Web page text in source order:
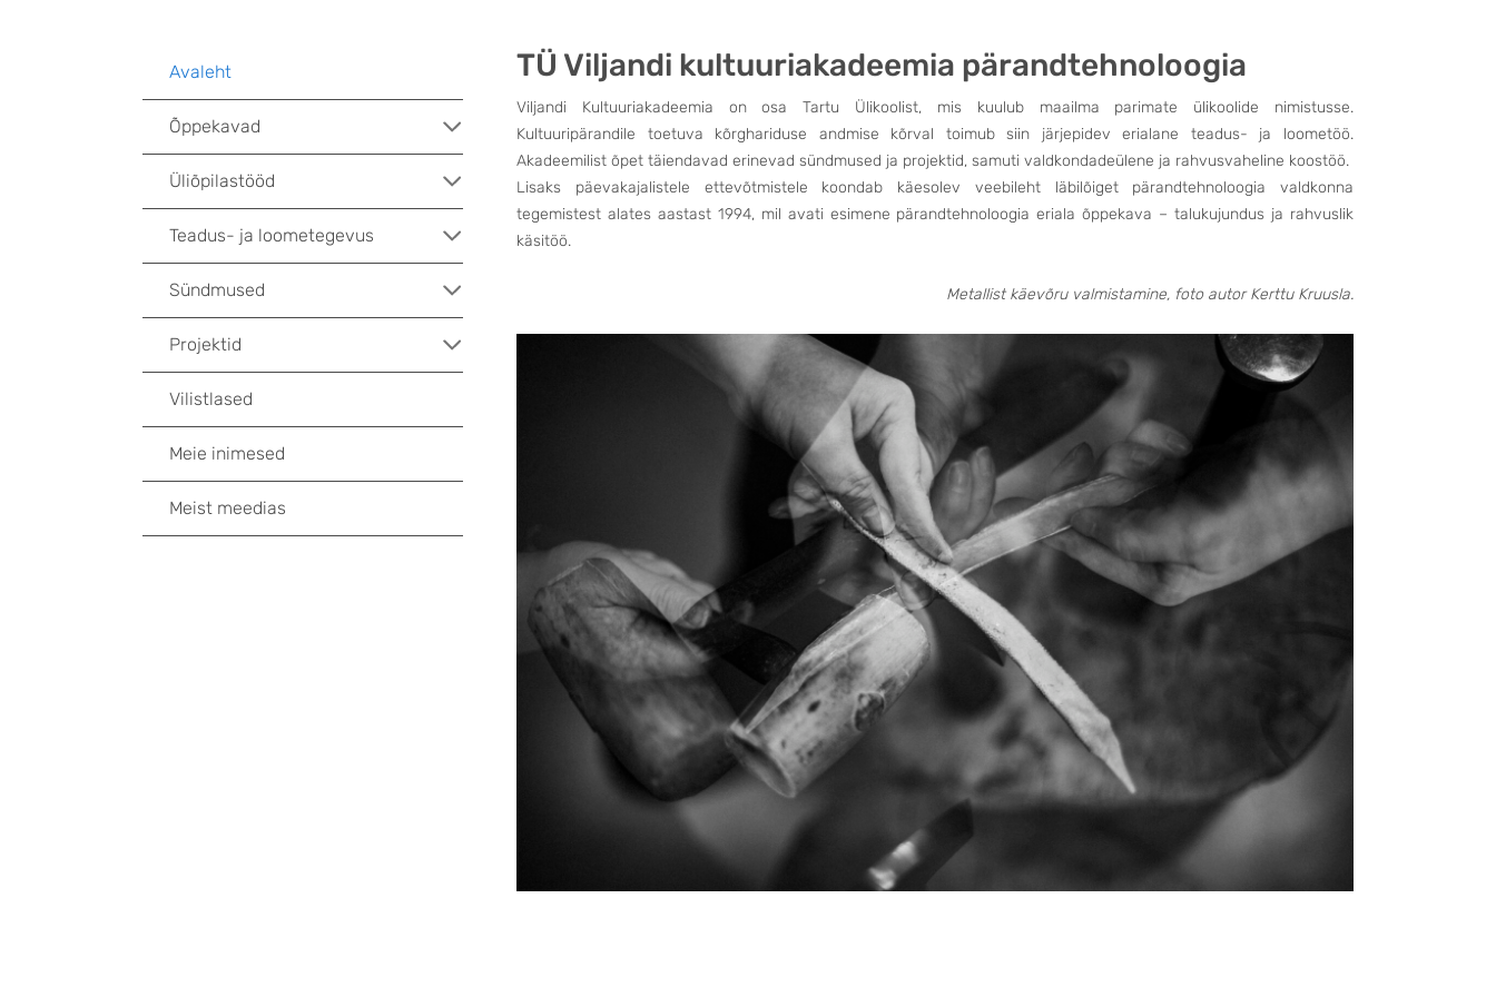
TÜ Viljandi kultuuriakadeemia pärandtehnoloogia
Viljandi Kultuuriakadeemia on osa Tartu Ülikoolist, mis kuulub maailma parimate ülikoolide nimistusse.
Kultuuripärandile toetuva kõrghariduse andmise kõrval toimub siin järjepidev erialane teadus- ja loometöö.
Akadeemilist õpet täiendavad erinevad sündmused ja projektid, samuti valdkondadeülene ja rahvusvaheline koostöö.
Lisaks päevakajalistele ettevõtmistele koondab käesolev veebileht läbilõiget pärandtehnoloogia valdkonna
tegemistest alates aastast 1994, mil avati esimene pärandtehnoloogia eriala õppekava – talukujundus ja rahvuslik
käsitöö.
Metallist käevõru valmistamine, foto autor Kerttu Kruusla.
Avaleht
Õppekavad
Üliõpilastööd
Teadus- ja loometegevus
Sündmused
Projektid
Vilistlased
Meie inimesed
Meist meedias